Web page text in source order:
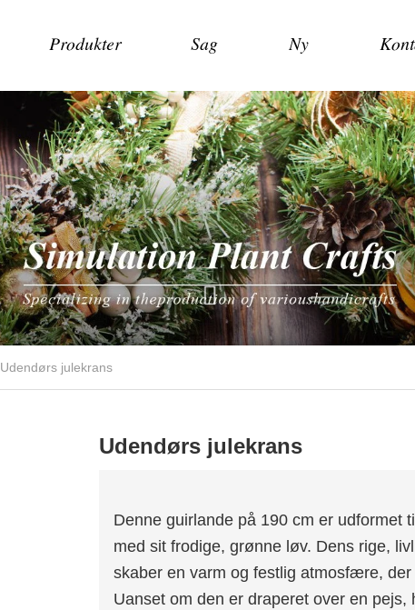
Produkter Sag Ny
Udendørs julekrans
Udendørs julekrans
Denne guirlande på 190 cm er udformet
med sit frodige, grønne løv. Dens rige,
skaber en varm og festlig atmosfære,
Uanset om den er draperet over en